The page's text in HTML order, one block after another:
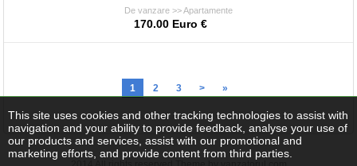
De vanzare >> Apartamente
170.00 Euro €
1 2 3 > »
This site uses cookies and other tracking technologies to assist with
navigation and your ability to provide feedback, analyse your use of
our products and services, assist with our promotional and
marketing efforts, and provide content from third parties.